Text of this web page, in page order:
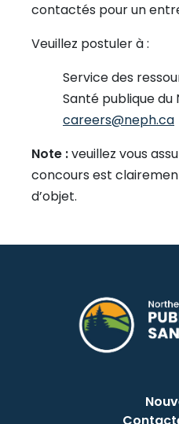
contactés pour un
Veuillez postuler à :
Service des
Santé publique du
careers@neph.ca
Note :veuillez vous
concours est
d’objet.